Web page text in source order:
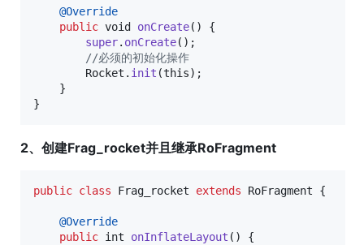
@Override
public void onCreate() {
super. onCreate();
//必须的初始化操作
Rocket . init (this);
    }
}
2、创建Frag_rocket并且继承RoFragment
public class Frag_rocket extends RoFragment {
@Override
public int onInflateLayout () {